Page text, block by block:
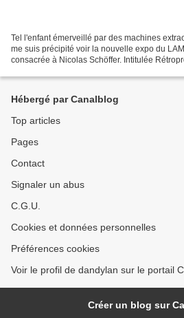
Tel l'enfant émerveillé par des machines
me suis précipité voir la nouvelle expo du
consacrée à Nicolas Schöffer. Intitulée
Hébergé par Canalblog
Top articles
Pages
Contact
Signaler un abus
C.G.U.
Cookies et données personnelles
Préférences cookies
Voir le profil de dandylan sur le portail
Créer un blog sur